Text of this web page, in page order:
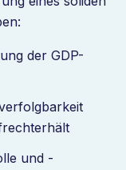
der GDP-
und -